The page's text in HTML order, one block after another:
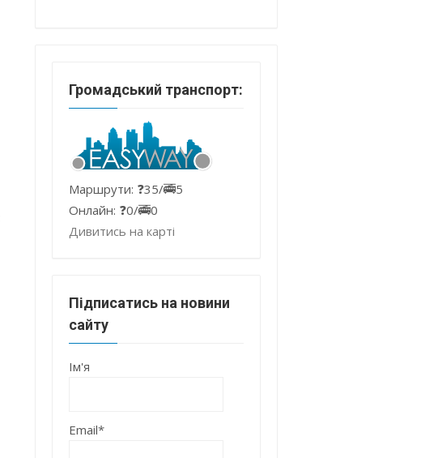
Громадський транспорт:
Маршрути: ❓35/🚎5
Онлайн: ❓0/🚎0
Дивитись на карті
Підписатись на новини
сайту
Ім'я
Email*